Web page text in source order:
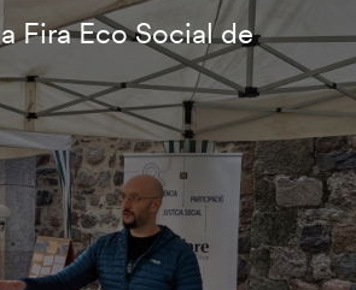
Fira Eco Social de